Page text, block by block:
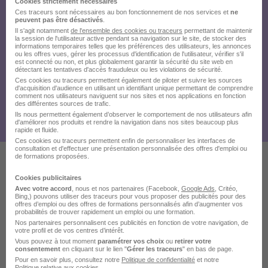
Ces offres pourraient aussi
vous intéresser
Ces traceurs sont nécessaires au bon fonctionnement de nos services et ne
peuvent pas être désactivés
Il s'agit notamment de l'ensemble des cookies ou traceurs permettant de maintenir
la session de l'utilisateur active pendant sa navigation sur le site, de stocker des
informations temporaires telles que les préférences des utilisateurs, les annonces
ou les offres vues, gérer les processus d'identification de l'utilisateur, vérifier s'il
est connecté ou non, et plus globalement garantir la sécurité du site web en
détectant les tentatives d'accès frauduleux ou les violations de sécurité.
Ces cookies ou traceurs permettent également de piloter et suivre les sources
d'acquisition d'audience en utilisant un identifiant unique permettant de comprendre
comment nos utilisateurs naviguent sur nos sites et nos applications en fonction
des différentes sources de trafic.
Ils nous permettent également d’observer le comportement de nos utilisateurs afin
d'améliorer nos produits et rendre la navigation dans nos sites beaucoup plus
rapide et fluide.
Ces cookies ou traceurs permettent enfin de personnaliser les interfaces de
consultation et d'effectuer une présentation personnalisée des offres d'emploi ou
de formations proposées.
Cookies publicitaires
Avec votre accord , nous et nos partenaires (Facebook, Google Ads , Critéo,
Bing,) pouvons utiliser des traceurs pour vous proposer des publicités pour des
offres d’emploi ou des offres de formations personnalisés afin d’augmenter vos
probabilités de trouver rapidement un emploi ou une formation.
Nos partenaires personnalisent ces publicités en fonction de votre navigation, de
votre profil et de vos centres d’intérêt.
Vous pouvez à tout moment paramétrer vos choix ou retirer votre
consentement en cliquant sur le lien "Gérer les traceurs" en bas de page.
Pour en savoir plus, consultez notre Politique de confidentialité et notre